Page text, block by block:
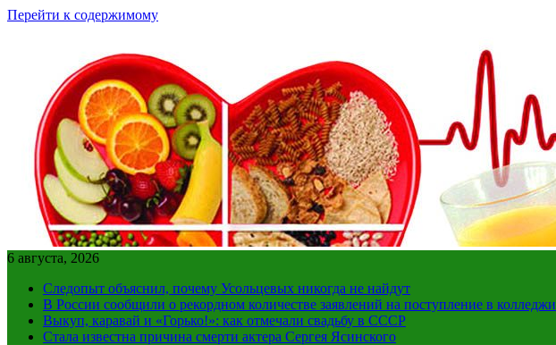
Перейти к содержимому
6 августа, 2026
Следопыт объяснил, почему Усольцевых никогда не найдут
В России сообщили о рекордном количестве заявлений на поступление в колледжи
Выкуп, каравай и «Горько!»: как отмечали свадьбу в СССР
Стала известна причина смерти актера Сергея Ясинского